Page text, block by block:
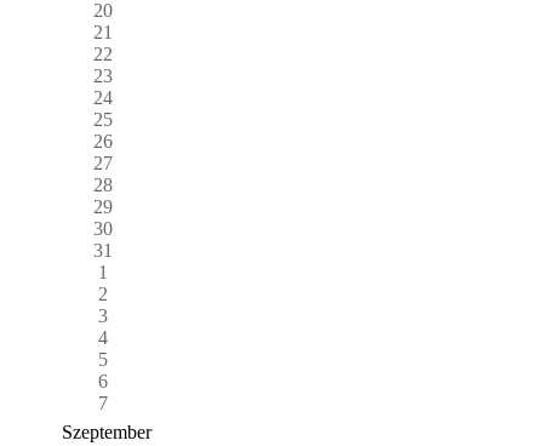
20
21
22
23
24
25
26
27
28
29
30
31
1
2
3
4
5
6
7
Szeptember